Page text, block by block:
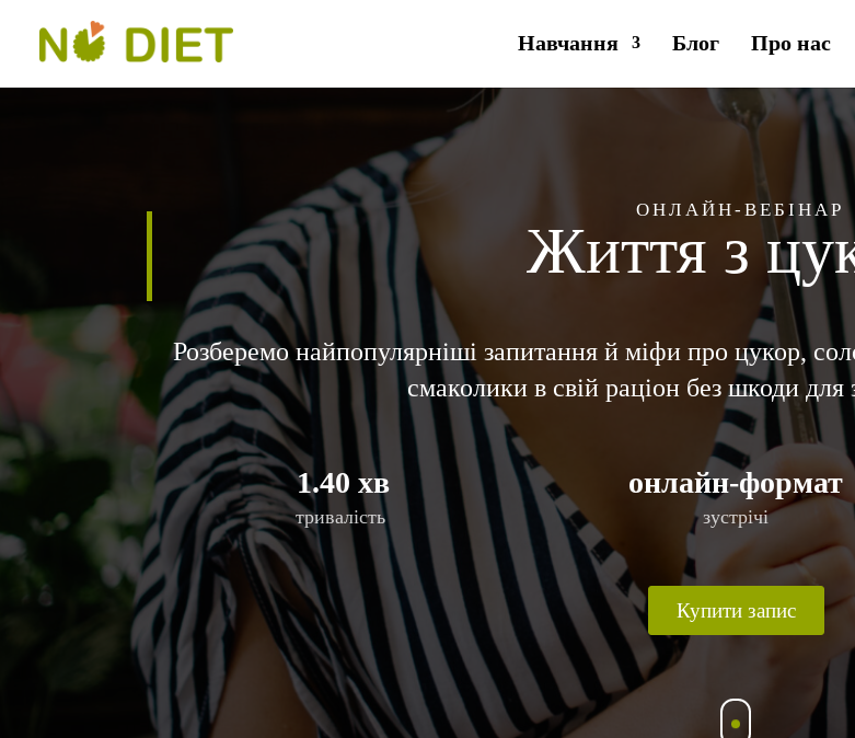
Навчання Блог Про нас
ОНЛАЙН-ВЕБІНАР
Життя з
Розберемо найпопулярніші запитання й міфи про цукор,
смаколики в свій раціон без шкоди для
1.40 хв
тривалість
онлайн-формат
зустрічі
Купити запис